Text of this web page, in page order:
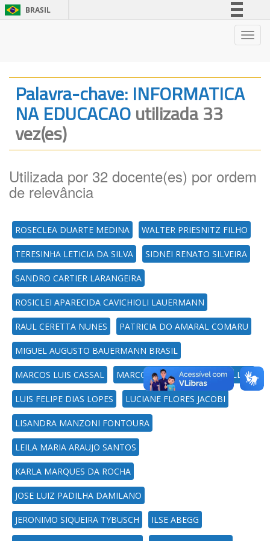
BRASIL
Legislação
Canais
Palavra-chave: INFORMATICA
NA EDUCACAOutilizada 33
vez(es)
Utilizada por 32 docente(es) por ordem
de relevância
ROSECLEA DUARTE MEDINA WALTER PRIESNITZ FILHO
TERESINHA LETICIA DA SILVA SIDNEI RENATO SILVEIRA
SANDRO CARTIER LARANGEIRA
ROSICLEI APARECIDA CAVICHIOLI LAUERMANN
RAUL CERETTA NUNES PATRICIA DO AMARAL COMARU
MIGUEL AUGUSTO BAUERMANN BRASIL
MARCOS LUIS CASSAL MARCOS CORDEIRO D'ORNELLAS
LUIS FELIPE DIAS LOPES LUCIANE FLORES JACOBI
LISANDRA MANZONI FONTOURA
LEILA MARIA ARAUJO SANTOS
KARLA MARQUES DA ROCHA
JOSE LUIZ PADILHA DAMILANO
JERONIMO SIQUEIRA TYBUSCH ILSE ABEGG